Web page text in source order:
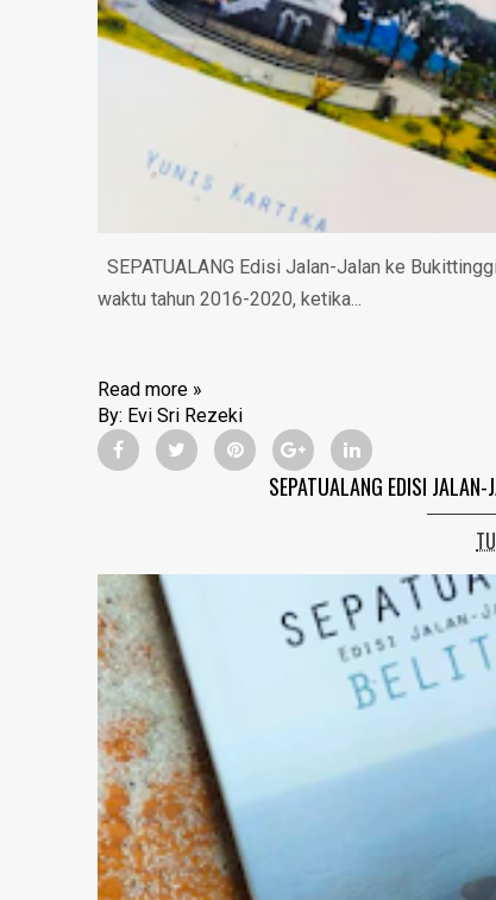
SEPATUALANG Edisi Jalan-Jalan ke
waktu tahun 2016-2020, ketika...
Read more »
By: Evi Sri Rezeki
SEPATUALANG EDISI